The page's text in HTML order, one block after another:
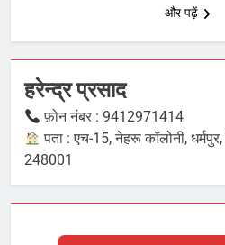
और पढ़ें
हरेन्द्र प्रसाद
फ़ोन नंबर : 9412971414
पता : एच-15, नेहरू कॉलोनी,
248001